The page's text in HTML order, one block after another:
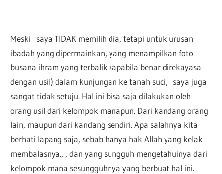
Meski saya TIDAK memilih dia, tetapi untuk urusan
ibadah yang dipermainkan, yang menampilkan foto
busana ihram yang terbalik (apabila benar direkayasa
dengan usil) dalam kunjungan ke tanah suci, saya juga
sangat tidak setuju. Hal ini bisa saja dilakukan oleh
orang usil dari kelompok manapun. Dari kandang orang
lain, maupun dari kandang sendiri. Apa salahnya kita
berhati lapang saja, sebab hanya hak Allah yang kelak
membalasnya., , dan yang sungguh mengetahuinya dari
kelompok mana sesungguhnya yang berbuat hal ini.